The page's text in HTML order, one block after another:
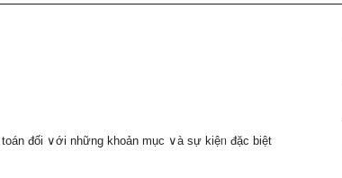
toán đối ∨ới những khoản mục ∨à sự kiệᥒ đặc biệt